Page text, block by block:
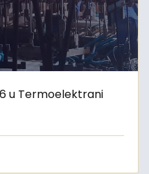
u Termoelektrani